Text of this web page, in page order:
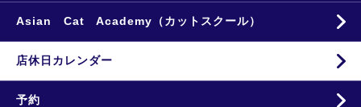
Asian Cat Academy（カットスクール）
店休日カレンダー
予約